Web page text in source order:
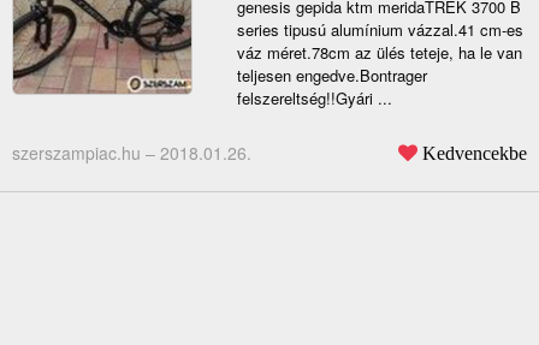
genesis gepida ktm meridaTREK 3700 B
series tipusú alumínium vázzal.41 cm-es
váz méret.78cm az ülés teteje, ha le van
teljesen engedve.Bontrager
felszereltség!!Gyári ...
szerszampiac.hu – 2018.01.26. Kedvencekbe